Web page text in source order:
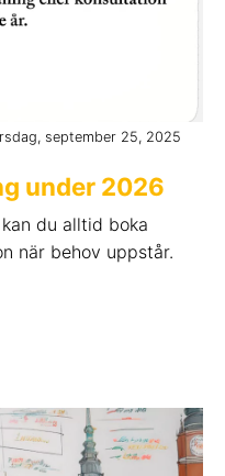
september 25, 2025
under 2026
du alltid boka
när behov uppstår.